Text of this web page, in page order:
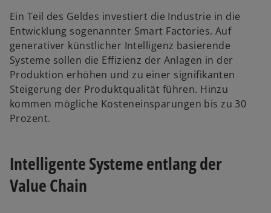
Ein Teil des Geldes investiert die Industrie in die
Entwicklung sogenannter Smart Factories. Auf
generativer künstlicher Intelligenz basierende
Systeme sollen die Effizienz der Anlagen in der
Produktion erhöhen und zu einer signifikanten
Steigerung der Produktqualität führen. Hinzu
kommen mögliche Kosteneinsparungen bis zu 30
Prozent.
Intelligente Systeme entlang der
Value Chain